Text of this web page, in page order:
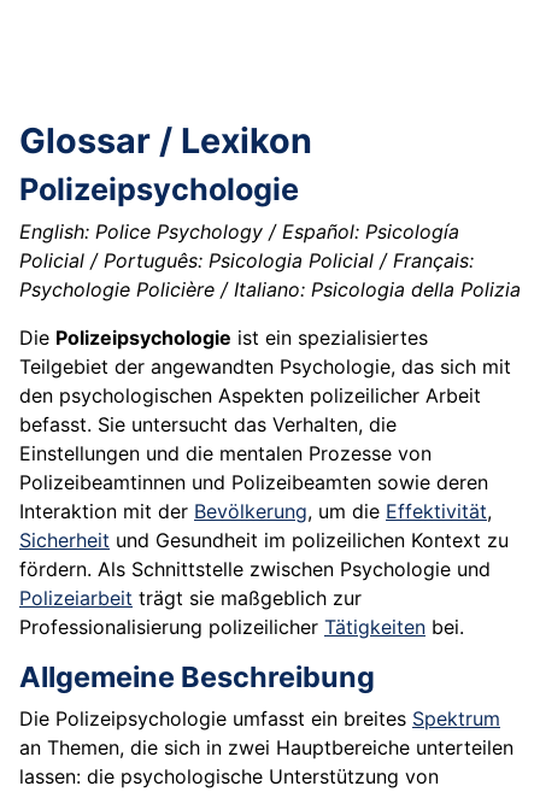
Glossar / Lexikon
Polizeipsychologie
English: Police Psychology / Español: Psicología
Policial / Português: Psicologia Policial / Français:
Psychologie Policière / Italiano: Psicologia della Polizia
Die Polizeipsychologie ist ein spezialisiertes
Teilgebiet der angewandten Psychologie, das sich mit
den psychologischen Aspekten polizeilicher Arbeit
befasst. Sie untersucht das Verhalten, die
Einstellungen und die mentalen Prozesse von
Polizeibeamtinnen und Polizeibeamten sowie deren
Interaktion mit der Bevölkerung, um die Effektivität,
Sicherheit und Gesundheit im polizeilichen Kontext zu
fördern. Als Schnittstelle zwischen Psychologie und
Polizeiarbeit trägt sie maßgeblich zur
Professionalisierung polizeilicher Tätigkeiten bei.
Allgemeine Beschreibung
Die Polizeipsychologie umfasst ein breites Spektrum
an Themen, die sich in zwei Hauptbereiche unterteilen
lassen: die psychologische Unterstützung von